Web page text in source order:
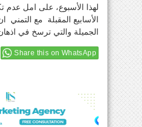
لهذا الأسبوع، على امل عدم
الأسابيع المقبلة مع
الجميلة والتي ترسخ في
Share this on WhatsApp